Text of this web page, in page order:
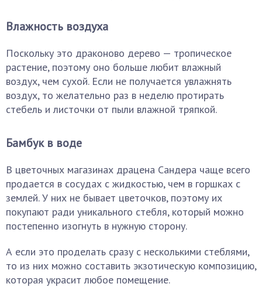
Влажность воздуха
Поскольку это драконово дерево — тропическое
растение, поэтому оно больше любит влажный
воздух, чем сухой. Если не получается увлажнять
воздух, то желательно раз в неделю протирать
стебель и листочки от пыли влажной тряпкой.
Бамбук в воде
В цветочных магазинах драцена Сандера чаще всего
продается в сосудах с жидкостью, чем в горшках с
землей. У них не бывает цветочков, поэтому их
покупают ради уникального стебля, который можно
постепенно изогнуть в нужную сторону.
А если это проделать сразу с несколькими стеблями,
то из них можно составить экзотическую композицию,
которая украсит любое помещение.